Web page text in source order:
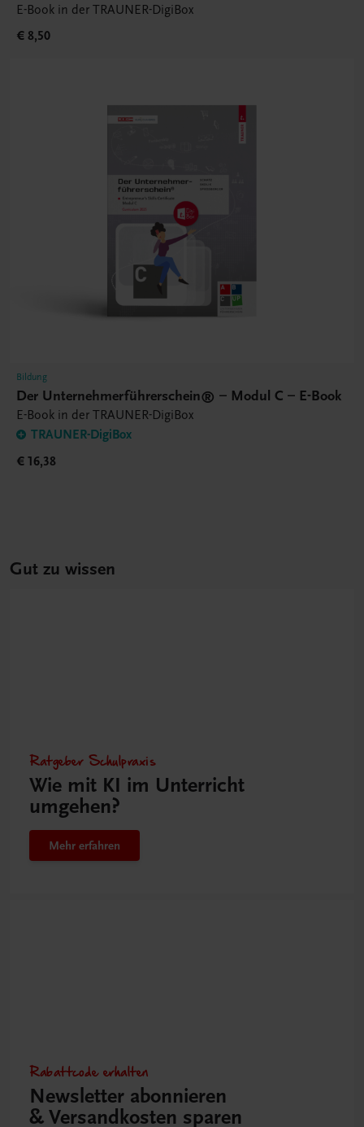
E-Book in der TRAUNER-DigiBox
€ 8,50
Bildung
Der Unternehmerführerschein® – Modul C – E-Book
E-Book in der TRAUNER-DigiBox
TRAUNER-DigiBox
€ 16,38
Gut zu wissen
Ratgeber Schulpraxis
Wie mit KI im Unterricht
umgehen?
Mehr erfahren
Rabattcode erhalten
Newsletter abonnieren
& Versandkosten sparen